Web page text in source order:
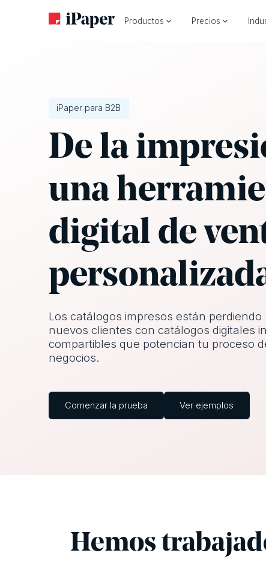
Productos Precios
iPaper para B2B
De la
una
digital de
Los catálogos impresos están
nuevos clientes con catálogos digitales
compartibles que potencian tu proceso
negocios.
Comenzar la prueba Ver ejemplos
Hemos